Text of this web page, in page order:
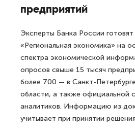
предприятий
Эксперты Банка России
«Региональная экономика» на
спектра экономической
опросов свыше 15 тысяч
более 700 — в Санкт-
области, а также официальной
аналитиков. Информацию из
учитывает при принятии